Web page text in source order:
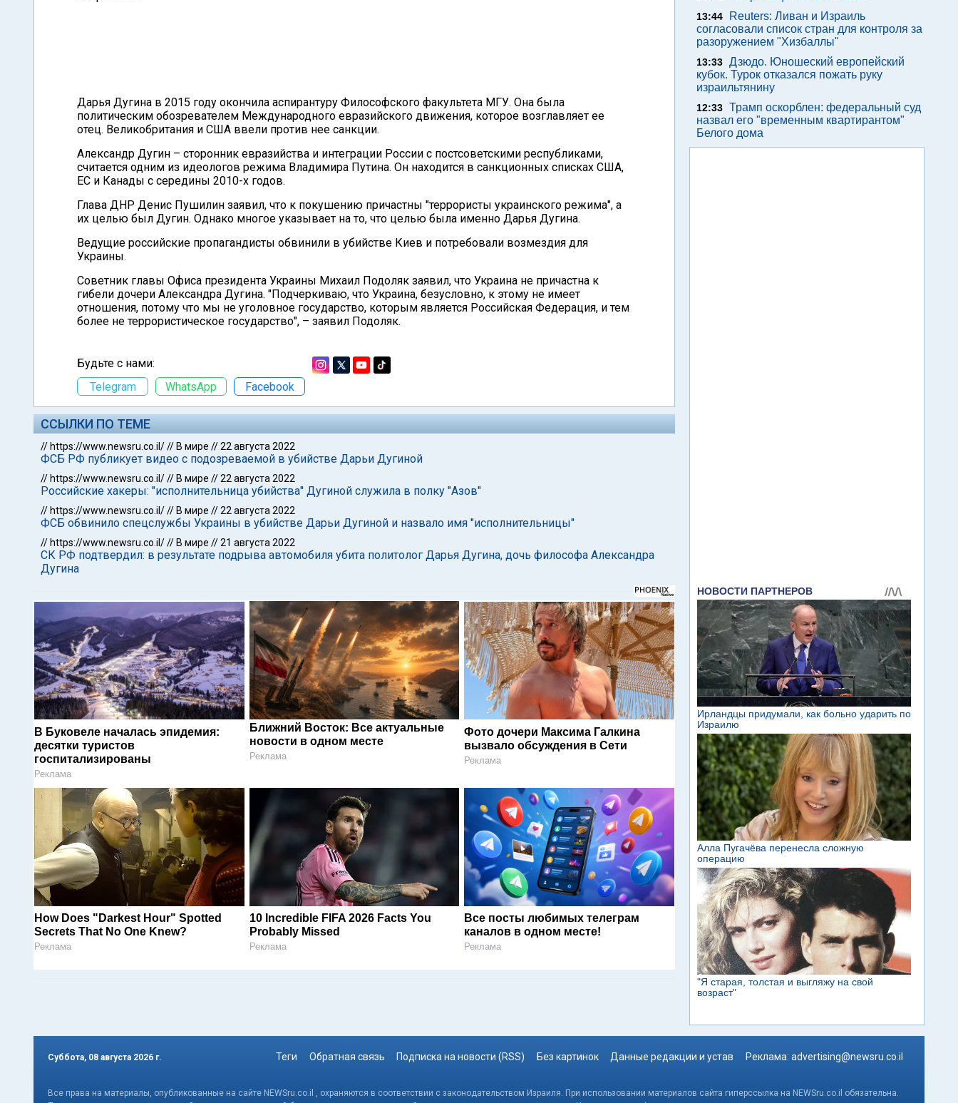
Дарья Дугина в 2015 году окончила аспирантуру Философского факультета МГУ. Она была
политическим обозревателем Международного евразийского движения, которое возглавляет ее
отец. Великобритания и США ввели против нее санкции.
Александр Дугин – сторонник евразийства и интеграции России с постсоветскими республиками,
считается одним из идеологов режима Владимира Путина. Он находится в санкционных списках США,
ЕС и Канады с середины 2010-х годов.
Глава ДНР Денис Пушилин заявил, что к покушению причастны "террористы украинского режима", а
их целью был Дугин. Однако многое указывает на то, что целью была именно Дарья Дугина.
Ведущие российские пропагандисты обвинили в убийстве Киев и потребовали возмездия для
Украины.
Советник главы Офиса президента Украины Михаил Подоляк заявил, что Украина не причастна к
гибели дочери Александра Дугина. "Подчеркиваю, что Украина, безусловно, к этому не имеет
отношения, потому что мы не уголовное государство, которым является Российская Федерация, и тем
более не террористическое государство", – заявил Подоляк.
Будьте с нами:
Telegram
WhatsApp Facebook
ССЫЛКИ ПО ТЕМЕ
// https://www.newsru.co.il/// В мире //22 августа 2022
ФСБ РФ публикует видео с подозреваемой в убийстве Дарьи Дугиной
// https://www.newsru.co.il/// В мире //22 августа 2022
Российские хакеры: "исполнительница убийства" Дугиной служила в полку "Азов"
// https://www.newsru.co.il/// В мире //22 августа 2022
ФСБ обвинило спецслужбы Украины в убийстве Дарьи Дугиной и назвало имя "исполнительницы"
// https://www.newsru.co.il/// В мире //21 августа 2022
СК РФ подтвердил: в результате подрыва автомобиля убита политолог Дарья Дугина, дочь философа Александра
Дугина
В Буковеле началась эпидемия:
десятки туристов
госпитализированы
Реклама
Ближний Восток: Все актуальные
новости в одном месте
Реклама
Фото дочери Максима Галкина
вызвало обсуждения в Сети
Реклама
How Does "Darkest Hour" Spotted
Secrets That No One Knew?
Реклама
10 Incredible FIFA 2026 Facts You
Probably Missed
Реклама
Все посты любимых телеграм
каналов в одном месте!
Реклама
13:44
Reuters: Ливан и Израиль
согласовали список стран для контроля за
разоружением "Хизбаллы"
13:33 Дзюдо. Юношеский европейский
кубок. Турок отказался пожать руку
израильтянину
12:33 Трамп оскорблен: федеральный суд
назвал его "временным квартирантом"
Белого дома
Суббота, 08 августа 2026 г. Теги Обратная связь Подписка на новости (RSS) Без картинок Данные редакции и устав Реклама: advertising@newsru.co.il
Все права на материалы, опубликованные на сайте NEWSru.co.il , охраняются в соответствии с законодательством Израиля. При использовании материалов сайта гиперссылка на NEWSru.co.il обязательна.